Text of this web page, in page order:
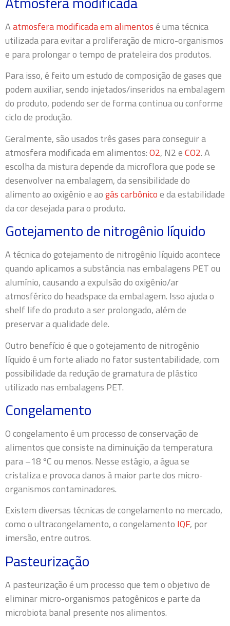
Aatmosfera modificada em alimentosé uma técnica
utilizada para evitar a proliferação de micro-organismos
e para prolongar o tempo de prateleira dos produtos.
Para isso, é feito um estudo de composição de gases que
podem auxiliar, sendo injetados/inseridos na embalagem
do produto, podendo ser de forma continua ou conforme
ciclo de produção.
Geralmente, são usados três gases para conseguir a
atmosfera modificada em alimentos:O2, N2 eCO2. A
escolha da mistura depende da microflora que pode se
desenvolver na embalagem, da sensibilidade do
alimento ao oxigênio e aogás carbônicoe da estabilidade
da cor desejada para o produto.
Gotejamento de nitrogênio líquido
A técnica do gotejamento de nitrogênio líquido acontece
quando aplicamos a substância nas embalagens PET ou
alumínio, causando a expulsão do oxigênio/ar
atmosférico do headspace da embalagem. Isso ajuda o
shelf life do produto a ser prolongado, além de
preservar a qualidade dele.
Outro benefício é que o gotejamento de nitrogênio
líquido é um forte aliado no fator sustentabilidade, com
possibilidade da redução de gramatura de plástico
utilizado nas embalagens PET.
Congelamento
O congelamento é um processo de conservação de
alimentos que consiste na diminuição da temperatura
para –18 ºC ou menos. Nesse estágio, a água se
cristaliza e provoca danos à maior parte dos micro-
organismos contaminadores.
Existem diversas técnicas de congelamento no mercado,
como o ultracongelamento, o congelamento IQF, por
imersão, entre outros.
Pasteurização
A pasteurização é um processo que tem o objetivo de
eliminar micro-organismos patogênicos e parte da
microbiota banal presente nos alimentos.